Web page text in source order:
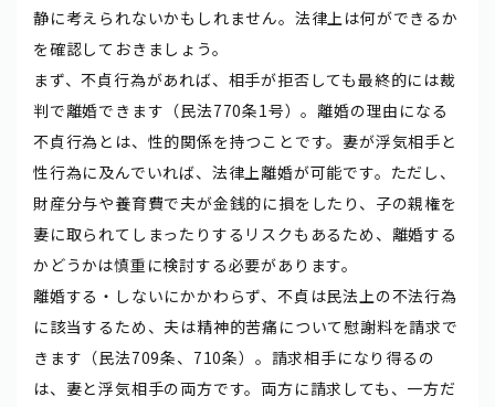
静に考えられないかもしれません。法律上は何ができるか
を確認しておきましょう。
まず、不貞行為があれば、相手が拒否しても最終的には裁
判で離婚できます（民法770条1号）。離婚の理由になる
不貞行為とは、性的関係を持つことです。妻が浮気相手と
性行為に及んでいれば、法律上離婚が可能です。ただし、
財産分与や養育費で夫が金銭的に損をしたり、子の親権を
妻に取られてしまったりするリスクもあるため、離婚する
かどうかは慎重に検討する必要があります。
離婚する・しないにかかわらず、不貞は民法上の不法行為
に該当するため、夫は精神的苦痛について慰謝料を請求で
きます（民法709条、710条）。請求相手になり得るの
は、妻と浮気相手の両方です。両方に請求しても、一方だ